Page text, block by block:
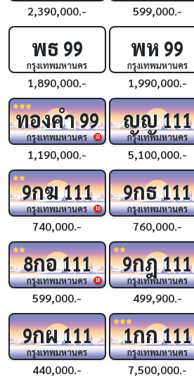
2,390,000.- 599,000.-
พธ 99
กรุงเทพมหานคร
1,890,000.-
พห 99
กรุงเทพมหานคร
1,990,000.-
32
ทองคำ99
กรุงเทพมหานคร
1,190,000.-
ญญ111
กรุงเทพมหานคร
5,100,000.-
16
9กฆ111
กรุงเทพมหานคร
740,000.-
9กธ111
กรุงเทพมหานคร
760,000.-
18
8กอ111
กรุงเทพมหานคร
599,000.-
9กฎ111
กรุงเทพมหานคร
499,900.-
9กผ111
กรุงเทพมหานคร
440,000.-
1กก111
กรุงเทพมหานคร
7,500,000.-